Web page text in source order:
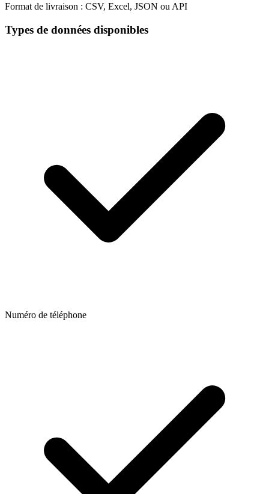
Format de livraison : CSV, Excel, JSON ou API
Types de données disponibles
Numéro de téléphone